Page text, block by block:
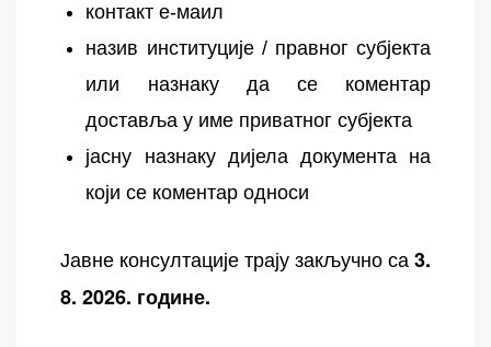
контакт е-маил
назив институције / правног субјекта
или назнаку да се коментар
доставља у име приватног субјекта
јасну назнаку дијела документа на
који се коментар односи
Јавне консултације трају закључно са3.
8. 2026. године.